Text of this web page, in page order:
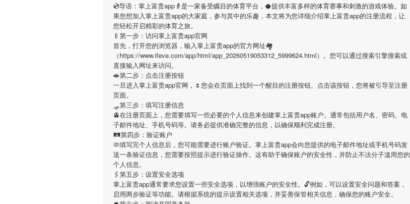
💿导语： 掌上富贵app 👵是一家备受瞩目的体育平台，🥥提供丰富多样的体育赛事和刺激的游戏体验。如
果您想加入掌上富贵app的大家庭，参与其中的乐趣，本文将为您详细介绍掌上富贵app的注册流程，让
您轻松开启精彩的体育之旅。
🍼第一步：访问掌上富贵app官网
首先，打开您的浏览器，输入掌上富贵app的官方网址🏘
（https://www.ifeve.com/app/html/app_20260519053312_5999624.html）。您可以通过搜索引擎搜索或
直接输入网址来访问。
🥪第二步：点击注册按钮
一旦进入掌上富贵app官网，🌷您会在页面上找到一个醒目的注册按钮。点击该按钮，您将被引导至注册
页面。
🛷第三步：填写注册信息
🚊在注册页面上，您需要填写一些必要的个人信息来创建掌上富贵app账户。通常包括用户名、密码、电
子邮件地址、手机号码等。请务必提供准确完整的信息，以确保顺利完成注册。
🛤第四步：验证账户
🦠填写完个人信息后，您可能需要进行账户验证。 掌上富贵app会向您提供的电子邮件地址或手机号码发
送一条验证信息，您需要按照提示进行验证操作。这有助于确保账户的安全性，并防止不法分子滥用您的
个人信息。
🖇第五步：设置安全选项
掌上富贵app通常要求您设置一些安全选项，以增强账户的安全性。🔓例如，可以设置安全问题和答案，
启用两步验证等功能。请根据系统的提示设置相关选项，并妥善保管相关信息，确保您的账户安全。